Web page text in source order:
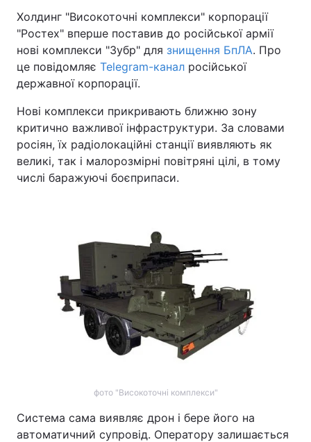
Холдинг "Високоточні комплекси" корпорації
"Ростех" вперше поставив до російської армії
нові комплекси "Зубр" для знищення БпЛА. Про
це повідомляє Telegram-канал російської
державної корпорації.
Нові комплекси прикривають ближню зону
критично важливої інфраструктури. За словами
росіян, їх радіолокаційні станції виявляють як
великі, так і малорозмірні повітряні цілі, в тому
числі баражуючі боєприпаси.
фото "Високоточні комплекси"
Система сама виявляє дрон і бере його на
автоматичний супровід. Оператору залишається